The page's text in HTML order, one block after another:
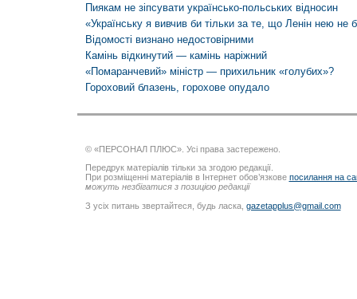
Пиякам не зіпсувати українсько-польських відносин
«Українську я вивчив би тільки за те, що Ленін нею не
Відомості визнано недостовірними
Камінь відкинутий — камінь наріжний
«Помаранчевий» міністр — прихильник «голубих»?
Гороховий блазень, горохове опудало
© «ПЕРСОНАЛ ПЛЮС». Усі права застережено.
Передрук матеріалів тільки за згодою редакції.
При розміщенні матеріалів в Інтернет обов’язкове посилання на
можуть незбігатися з позицією редакції
З усіх питань звертайтеся, будь ласка, gazetapplus@gmail.com